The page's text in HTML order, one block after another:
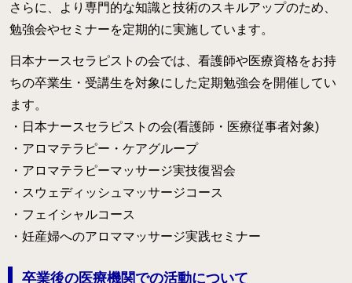
さらに、より専門的な知識と技術のスキルアップのため、
勉強会やセミナーを定期的に実施しています。
日本ナースセラピストの会では、看護師や医療資格をお持
ちの卒業生・受講生を対象にした定期勉強会を開催してい
ます。
・日本ナースセラピストの会(看護師・医療従事者対象)
・アロマテラピー・ケアグループ
・アロマテラピーマッサージ実技復習会
・スウェディッシュマッサージコース
・フェイシャルコース
・妊産婦へのアロママッサージ実践セミナー
卒業後の医療機関での活動について